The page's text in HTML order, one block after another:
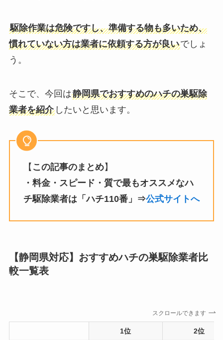
駆除作業は危険ですし、準備する物も多いため、
慣れていない方は業者に依頼する方が良いでしょ
う。
そこで、今回は静岡県でおすすめのハチの巣駆除
業者を紹介したいと思います。
【 この記事のまとめ】
・料金・スピード・質で最もオススメなハ
チ駆除業者は「ハチ110番」⇒公式サイトへ
【静岡県対応】おすすめハチの巣駆除業者比
較一覧表
スクロールできます
1位 2位